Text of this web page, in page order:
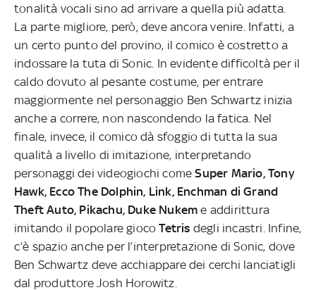
tonalità vocali sino ad arrivare a quella più adatta.
La parte migliore, però, deve ancora venire. Infatti, a
un certo punto del provino, il comico è costretto a
indossare la tuta di Sonic. In evidente difficoltà per il
caldo dovuto al pesante costume, per entrare
maggiormente nel personaggio Ben Schwartz inizia
anche a correre, non nascondendo la fatica. Nel
finale, invece, il comico dà sfoggio di tutta la sua
qualità a livello di imitazione, interpretando
personaggi dei videogiochi comeSuper Mario, Tony
Hawk, Ecco The Dolphin, Link, Enchman di Grand
Theft Auto, Pikachu, Duke Nukem e addirittura
imitando il popolare giocoTetris degli incastri. Infine,
c’è spazio anche per l’interpretazione di Sonic, dove
Ben Schwartz deve acchiappare dei cerchi lanciatigli
dal produttore Josh Horowitz.